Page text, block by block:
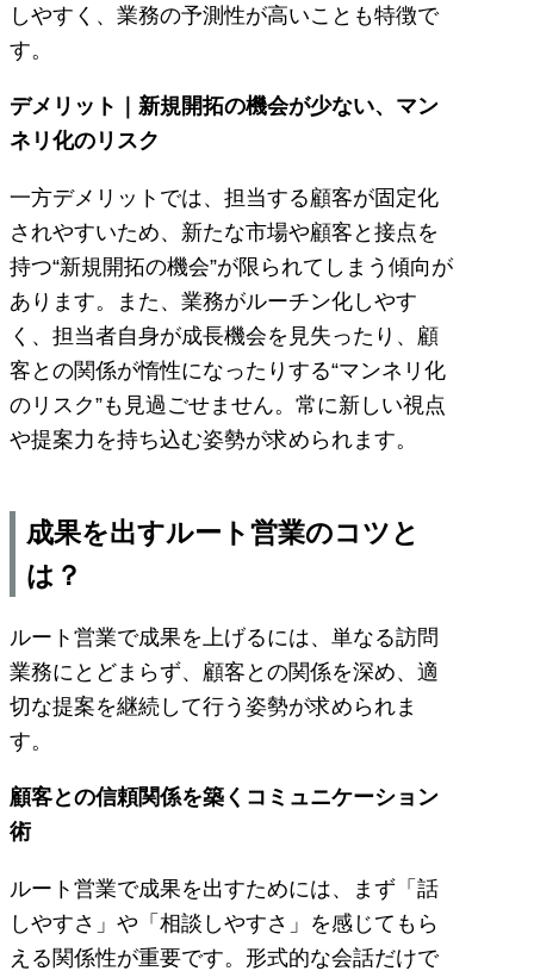
しやすく、業務の予測性が高いことも特徴で
す。
デメリット｜新規開拓の機会が少ない、マン
ネリ化のリスク
一方デメリットでは、担当する顧客が固定化
されやすいため、新たな市場や顧客と接点を
持つ“新規開拓の機会”が限られてしまう傾向が
あります。また、業務がルーチン化しやす
く、担当者自身が成長機会を見失ったり、顧
客との関係が惰性になったりする“マンネリ化
のリスク”も見過ごせません。常に新しい視点
や提案力を持ち込む姿勢が求められます。
成果を出すルート営業のコツと
は？
ルート営業で成果を上げるには、単なる訪問
業務にとどまらず、顧客との関係を深め、適
切な提案を継続して行う姿勢が求められま
す。
顧客との信頼関係を築くコミュニケーション
術
ルート営業で成果を出すためには、まず「話
しやすさ」や「相談しやすさ」を感じてもら
える関係性が重要です。形式的な会話だけで